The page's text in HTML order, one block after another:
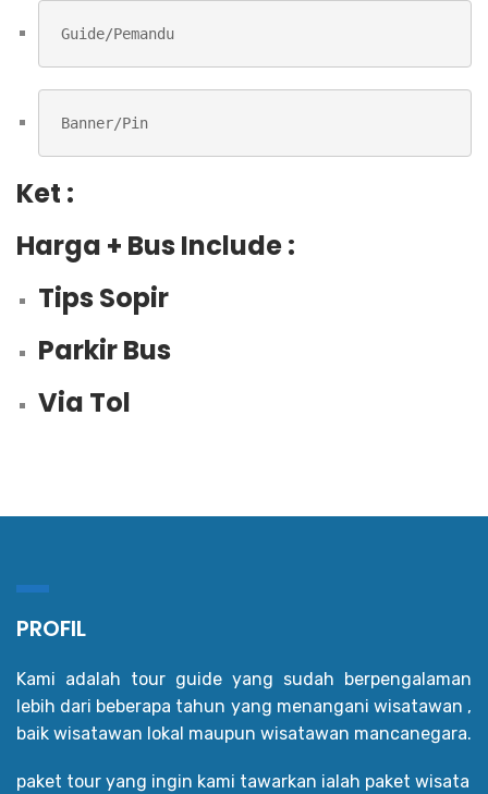
Guide/Pemandu
Banner/Pin
Ket :
Harga + Bus Include :
Tips Sopir
Parkir Bus
Via Tol
PROFIL
Kami adalah tour guide yang sudah berpengalaman
lebih dari beberapa tahun yang menangani wisatawan ,
baik wisatawan lokal maupun wisatawan mancanegara.
paket tour yang ingin kami tawarkan ialah paket wisata